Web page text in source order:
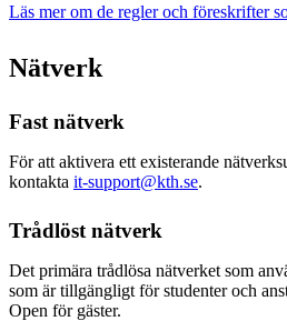
Läs mer om de regler och föreskrifter
Nätverk
Fast nätverk
För att aktivera ett existerande
kontakta it-support@kth.se.
Trådlöst nätverk
Det primära trådlösa nätverket som
som är tillgängligt för studenter och
Open för gäster.